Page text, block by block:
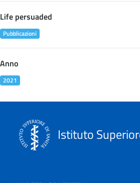
Life persuaded
Pubblicazioni
Anno
2021
Istituto